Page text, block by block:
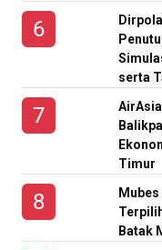
serta
Timur
Batak